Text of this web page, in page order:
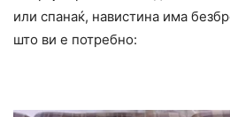
или спанаќ, навистина има
што ви е потребно: